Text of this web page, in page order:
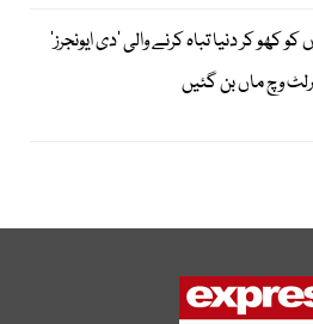
کھو کر دنیا تباہ کرنے والی ’دی ایونجرز‘
وچ ماں بن گئیں